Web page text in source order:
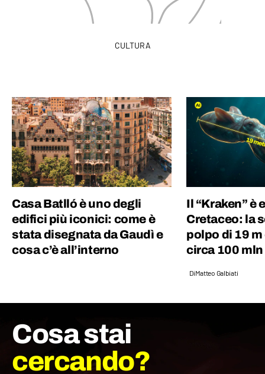
CULTURA
Casa Batlló è uno degli
edifici più iconici: come è
stata disegnata da Gaudì e
cosa c’è all’interno
Il “Kraken” è
Cretaceo: la
polpo di 19
circa 100 mln
DiMatteo Galbiati
Cosa stai
cercando?